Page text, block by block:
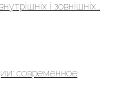
і зовнішніх...
современное